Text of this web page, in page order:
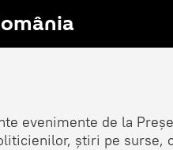
evenimente de la
știri pe surse,